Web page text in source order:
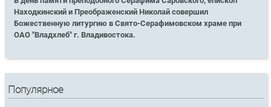
Находкинский и Преображенский Николай совершил
Божественную литургию в Свято-Серафимовском храме при
ОАО "Владхлеб" г. Владивостока.
Популярное